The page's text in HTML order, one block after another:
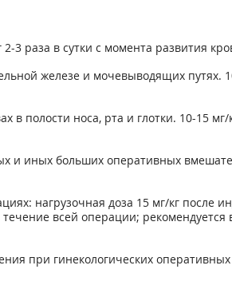
раза в сутки с момента развития
железе и мочевыводящих путях.
полости носа, рта и глотки. 10-15
иных больших оперативных
нагрузочная доза 15 мг/кг после
всей операции; рекомендуется
при гинекологических